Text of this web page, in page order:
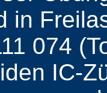
in
074
IC-